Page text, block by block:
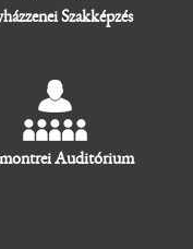
Szakképzés
Auditórium